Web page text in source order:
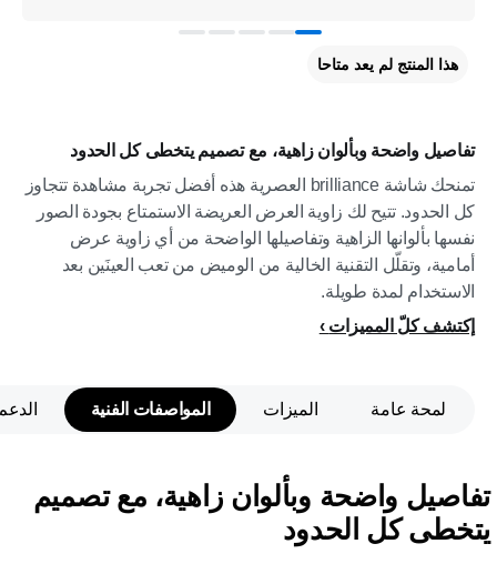
تفاصيل واضحة وبألوان زاهية، مع تصميم يتخطى كل الحدود
تمنحك شاشة brilliance العصرية هذه أفضل تجربة مشاهدة تتجاوز
كل الحدود. تتيح لك زاوية العرض العريضة الاستمتاع بجودة الصور
نفسها بألوانها الزاهية وتفاصيلها الواضحة من أي زاوية عرض
أمامية، وتقلّل التقنية الخالية من الوميض من تعب العينَين بعد
الاستخدام لمدة طويلة.
إكتشف كلّ المميزات
هذا المنتج لم يعد متاحا
لمحة عامة الميزات المواصفات الفنية
تفاصيل واضحة وبألوان زاهية، مع تصميم
يتخطى كل الحدود